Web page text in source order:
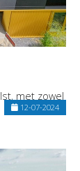
met zowel
12-07-2024